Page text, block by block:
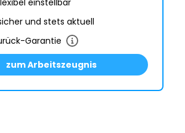
einstellbar
und stets aktuell
Garantie
zum Arbeitszeugnis